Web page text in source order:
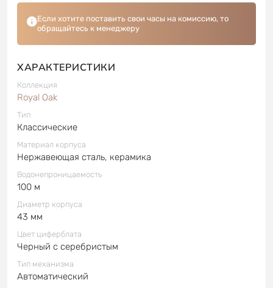
Если хотите поставить свои часы на комиссию, то
обращайтесь к менеджеру
ХАРАКТЕРИСТИКИ
Коллекция
Royal Oak
Тип
Классические
Материал корпуса
Нержавеющая сталь, керамика
Водонепроницаемость
100 м
Диаметр корпуса
43 мм
Цвет циферблата
Черный с серебристым
Тип механизма
Автоматический